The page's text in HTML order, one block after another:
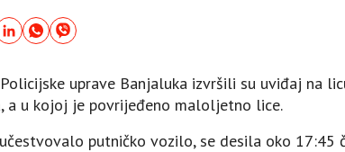
uprave Banjaluka izvršili su uviđaj na
a u kojoj je povrijeđeno maloljetno lice.
putničko vozilo, se desila oko 17:45